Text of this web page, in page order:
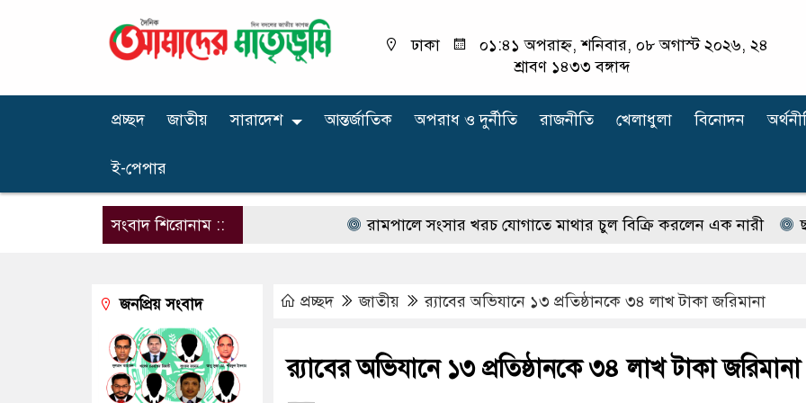
ঢাকা
০১:৪১ অপরাহ্ন, শনিবার, ০৮ অগাস্ট ২০২৬, ২৪
শ্রাবণ ১৪৩৩ বঙ্গাব্দ
প্রচ্ছদ জাতীয় সারাদেশ আন্তর্জাতিক অপরাধ ‍ও দুর্নীতি রাজনীতি খেলাধুলা বিনোদন
ই-পেপার
সংবাদ শিরোনাম :: রামপালে সংসার খরচ যোগাতে মাথার চুল বিক্রি করলেন এক নারী
প্রচ্ছদ জাতীয় র‍্যাবের অভিযানে ১৩ প্রতিষ্ঠানকে ৩৪ লাখ টাকা জরিমানা
র‍্যাবের অভিযানে ১৩ প্রতিষ্ঠানকে ৩৪ লাখ টাকা জরিমানা
জনপ্রিয় সংবাদ